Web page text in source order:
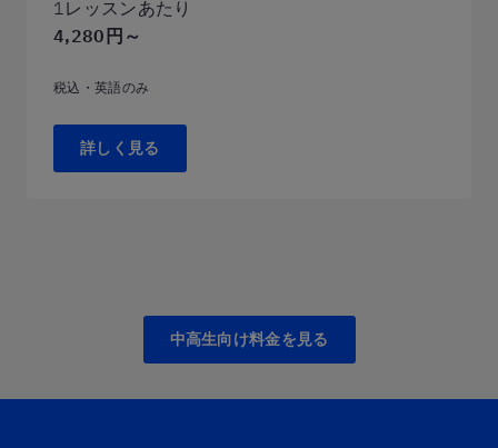
1レッスンあたり
4,280円～
税込・英語のみ
詳しく見る
中高生向け料金を見る